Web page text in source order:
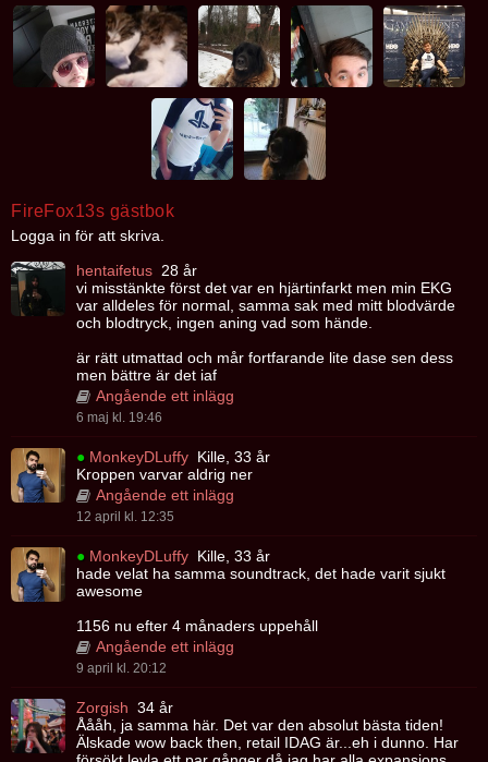
FireFox13s gästbok
Logga in för att skriva.
hentaifetus 28 år
vi misstänkte först det var en hjärtinfarkt men min EKG
var alldeles för normal, samma sak med mitt blodvärde
och blodtryck, ingen aning vad som hände.
är rätt utmattad och mår fortfarande lite dase sen dess
men bättre är det iaf
Angående ett inlägg
6 maj kl. 19:46
● MonkeyDLuffy Kille, 33 år
Kroppen varvar aldrig ner
Angående ett inlägg
12 april kl. 12:35
● MonkeyDLuffy Kille, 33 år
hade velat ha samma soundtrack, det hade varit sjukt
awesome
1156 nu efter 4 månaders uppehåll
Angående ett inlägg
9 april kl. 20:12
Zorgish 34 år
Åååh, ja samma här. Det var den absolut bästa tiden!
Älskade wow back then, retail IDAG är...eh i dunno. Har